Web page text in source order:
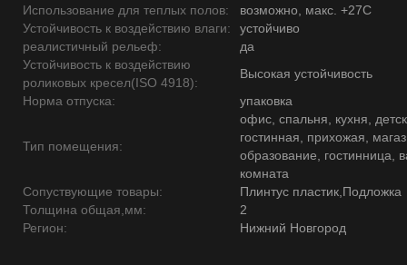
Использование для теплых полов:
возможно, макс. +27С
Устойчивость к воздействию влаги:
устойчиво
реалистичный рельеф:
да
Устойчивость к воздействию
роликовых кресел(ISO 4918):
Высокая устойчивость
Норма отпуска:
упаковка
Тип помещения:
офис, спальня, кухня,
гостинная, прихожая,
образование, гостинница,
комната
Сопуствующие товары:
Плинтус пластик,Подложка
Толщина общая,мм:
2
Регион:
Нижний Новгород